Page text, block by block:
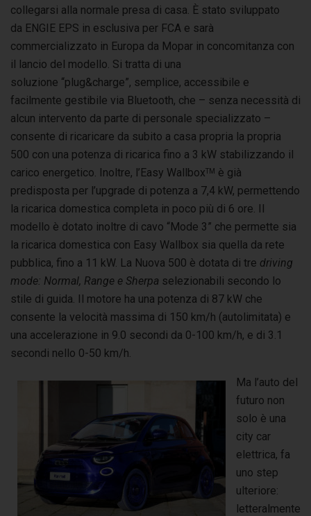
collegarsi alla normale presa di casa. È stato sviluppato
da ENGIE EPS in esclusiva per FCA e sarà
commercializzato in Europa da Mopar in concomitanza con
il lancio del modello. Si tratta di una
soluzione “plug&charge”, semplice, accessibile e
facilmente gestibile via Bluetooth, che – senza necessità di
alcun intervento da parte di personale specializzato –
consente di ricaricare da subito a casa propria la propria
500 con una potenza di ricarica fino a 3 kW stabilizzando il
carico energetico. Inoltre, l’Easy WallboxTM
è già
predisposta per l’upgrade di potenza a 7,4 kW, permettendo
la ricarica domestica completa in poco più di 6 ore. Il
modello è dotato inoltre di cavo “Mode 3” che permette sia
la ricarica domestica con Easy Wallbox sia quella da rete
pubblica, fino a 11 kW. La Nuova 500 è dotata di tre driving
mode: Normal, Range e Sherpa selezionabili secondo lo
stile di guida. Il motore ha una potenza di 87 kW che
consente la velocità massima di 150 km/h (autolimitata) e
una accelerazione in 9.0 secondi da 0-100 km/h, e di 3.1
secondi nello 0-50 km/h.
Ma l’auto del
futuro non
solo è una
city car
elettrica, fa
uno step
ulteriore:
letteralmente